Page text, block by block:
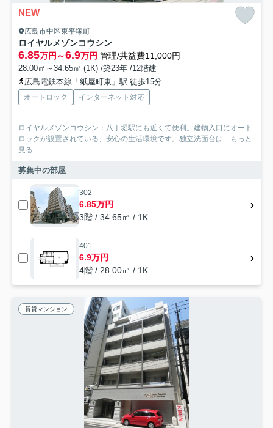
NEW
広島市中区東平塚町
ロイヤルメゾンコウシン
6.85万円～6.9万円 管理/共益費11,000円
28.00㎡～34.65㎡ (1K) /築23年 /12階建
広島電鉄本線「紙屋町東」駅 徒歩15分
オートロック インターネット対応
ロイヤルメゾンコウシン：八丁堀駅にも近くて便利。建物入口にオート
ロックが設置されている、安心の生活環境です。独立洗面台は...
もっと
見る
募集中の部屋
302
6.85万円
3階 / 34.65㎡ / 1K
401
6.9万円
4階 / 28.00㎡ / 1K
賃貸マンション